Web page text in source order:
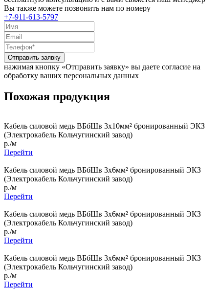
Вы также можете позвонить нам по номеру
+7-911-613-5797
Отправить заявку
нажимая кнопку «Отправить заявку» вы даете согласие на
обработку ваших персональных данных
Похожая продукция
Кабель силовой медь ВБбШв 3x10мм² бронированный ЭКЗ
(Электрокабель Кольчугинский завод)
р./м
Перейти
Кабель силовой медь ВБбШв 3x6мм² бронированный ЭКЗ
(Электрокабель Кольчугинский завод)
р./м
Перейти
Кабель силовой медь ВБбШв 3x6мм² бронированный ЭКЗ
(Электрокабель Кольчугинский завод)
р./м
Перейти
Кабель силовой медь ВБбШв 3x6мм² бронированный ЭКЗ
(Электрокабель Кольчугинский завод)
р./м
Перейти